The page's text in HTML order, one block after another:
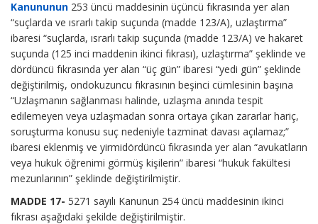
Kanununun 253 üncü maddesinin üçüncü fıkrasında yer alan
“suçlarda ve ısrarlı takip suçunda (madde 123/A), uzlaştırma”
ibaresi “suçlarda, ısrarlı takip suçunda (madde 123/A) ve hakaret
suçunda (125 inci maddenin ikinci fıkrası), uzlaştırma” şeklinde ve
dördüncü fıkrasında yer alan “üç gün” ibaresi “yedi gün” şeklinde
değiştirilmiş, ondokuzuncu fıkrasının beşinci cümlesinin başına
“Uzlaşmanın sağlanması halinde, uzlaşma anında tespit
edilemeyen veya uzlaşmadan sonra ortaya çıkan zararlar hariç,
soruşturma konusu suç nedeniyle tazminat davası açılamaz;”
ibaresi eklenmiş ve yirmidördüncü fıkrasında yer alan “avukatların
veya hukuk öğrenimi görmüş kişilerin” ibaresi “hukuk fakültesi
mezunlarının” şeklinde değiştirilmiştir.
MADDE 17- 5271 sayılı Kanunun 254 üncü maddesinin ikinci
fıkrası aşağıdaki şekilde değiştirilmiştir.